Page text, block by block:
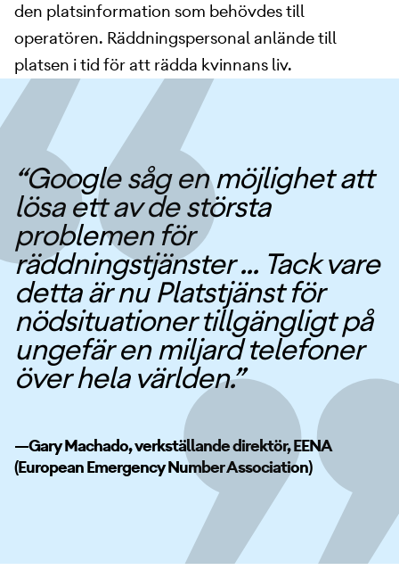
den platsinformation som behövdes till
operatören. Räddningspersonal anlände till
platsen i tid för att rädda kvinnans liv.
“Google såg en möjlighet att
lösa ett av de största
problemen för
räddningstjänster ... Tack vare
detta är nu Platstjänst för
nödsituationer tillgängligt på
ungefär en miljard telefoner
över hela världen.”
—Gary Machado, verkställande direktör, EENA
(European Emergency Number Association)